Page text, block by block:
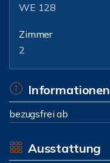
WE 128
Zimmer
2
Informationen
bezugsfrei ab
Ausstattung